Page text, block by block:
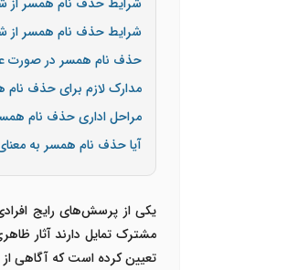
شرایط حذف نام همسر از
حذف نام همسر در صورت
مدارک لازم برای حذف نام
مراحل اداری حذف نام
آیا حذف نام همسر به
یکی از پرسش‌های رایج
مشترک تمایل دارند آثار
تعیین کرده است که آگاهی